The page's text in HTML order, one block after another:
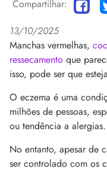
Compartilhar:
13/10/2025
Manchas vermelhas,
ressecamento que
isso, pode ser que
O eczema é uma
milhões de pessoas,
ou tendência a alergias.
No entanto, apesar de
ser controlado com os